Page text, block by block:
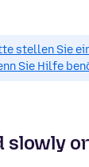
stellen Sie
Sie Hilfe
slowly